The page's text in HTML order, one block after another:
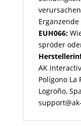
EUH066:
spröder
AK
Polígono La
Logroño,